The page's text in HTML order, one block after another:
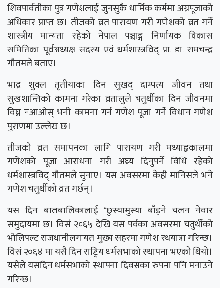
शिवपार्वतीका पुत्र गणेशलाई जुनसुकै धार्मिक कर्ममा अग्रपूजाको
अधिकार प्राप्त छ। तीजको व्रत पारायण गरी गणेशको व्रत गर्ने
शास्त्रीय मान्यता रहेको नेपाल पञ्चाङ्ग निर्णायक विकास
समितिका पूर्वअध्यक्ष सदस्य एवं धर्मशास्त्रविद् प्रा. डा. रामचन्द्र
गौतमले बताए।
भाद्र शुक्ल तृतीयाका दिन सुखद् दाम्पत्य जीवन तथा
सुखशान्तिको कामना गरेका व्रतालुले चतुर्थीका दिन जीवनमा
विघ्न नआओस् भनी कामना गर्न गणेश पूजा गर्ने विधान गणेश
पुराणमा उल्लेख छ।
तीजको व्रत समापनका लागि पारायण गरी मध्याह्नकालमा
गणेशको पूजा आराधना गरी अघ्र्य दिनुपर्ने विधि रहेको
धर्मशास्त्रविद् गौतमले सुनाए। यस अवसरमा केही मानिसले भने
गणेश चतुर्थीको व्रत गर्छन्।
यस दिन बालबालिकालाई ‘छुस्यामुस्या बाँड्ने चलन नेवार
समुदायमा छ। विसं २०६५ देखि यस पर्वका अवसरमा चतुर्थीको
भोलिपल्ट राजधानीलगायत मुख्य सहरमा गणेश रथयात्रा गरिन्छ।
विसं २०६४ मा यसै दिन राष्ट्रिय धर्मसभाको स्थापना भएको थियो।
यसैले यसदिन धर्मसभाको स्थापना दिवसका रुपमा पनि मनाउने
गरिन्छ।